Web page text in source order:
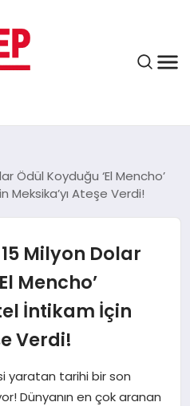
Ödül Koyduğu ‘El Mencho’
Ateşe Verdi!
15 Milyon Dolar
Mencho’
İntikam İçin
Verdi!
yaratan tarihi bir son
Dünyanın en çok aranan